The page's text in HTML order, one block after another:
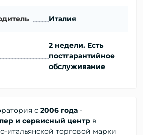
Италия
2 недели. Есть
постгарантийное
обслуживание
с 2006 года -
и сервисный центр в
итальянской торговой марки